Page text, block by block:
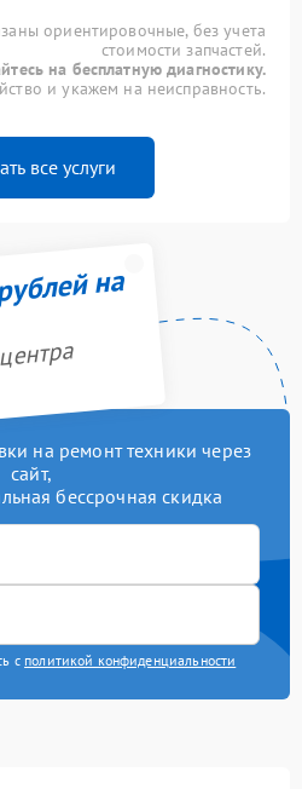
ориентировочные, без учета
стоимости запчастей.
на бесплатную диагностику.
и укажем на неисправность.
все услуги
на
на ремонт техники через
сайт,
бессрочная скидка
с политикой конфиденциальности